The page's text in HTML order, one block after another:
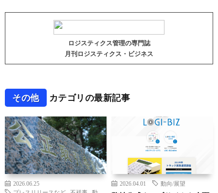
ロジスティクス管理の専門誌
月刊ロジスティクス・ビジネス
その他 カテゴリの最新記事
2026.06.25
2026.04.01 動向/展望